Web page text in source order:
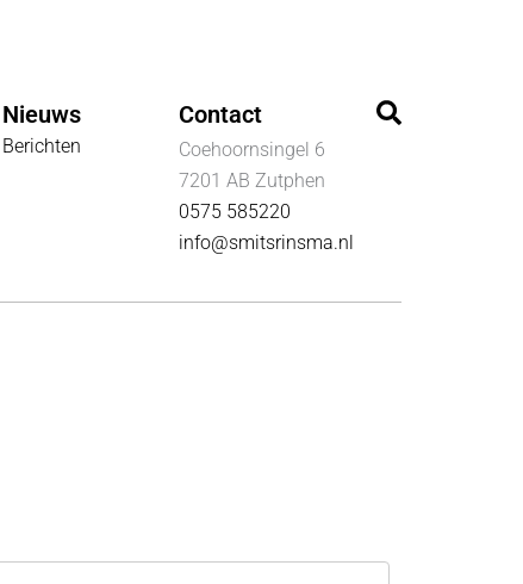
Nieuws
Berichten
Contact
Coehoornsingel 6
7201 AB Zutphen
0575 585220
info@smitsrinsma.nl
Zoeken